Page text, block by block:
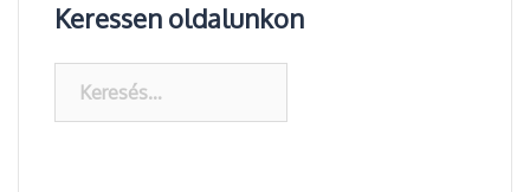
Keressen oldalunkon